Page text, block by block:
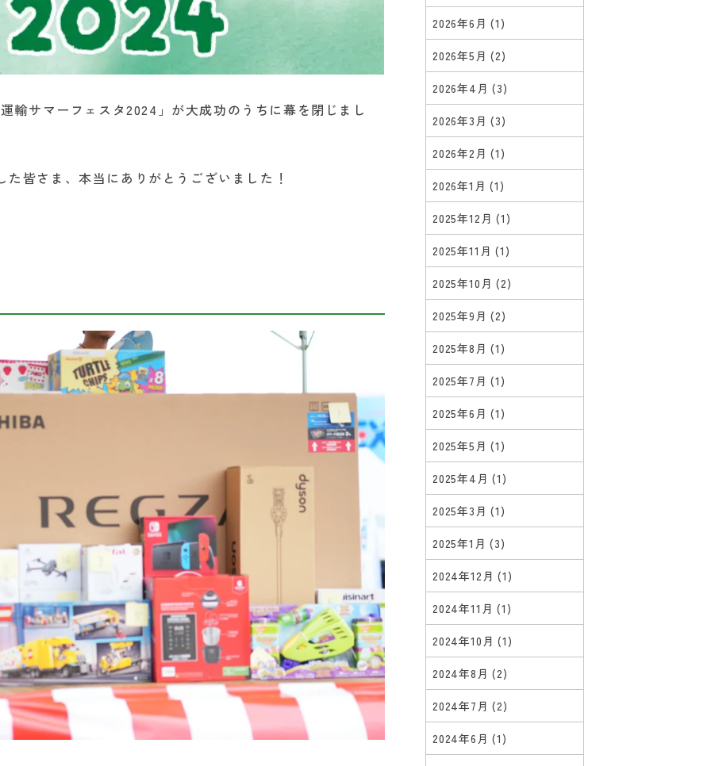
輸サマーフェスタ2024」が大成功のうちに幕を閉じまし
皆さま、本当にありがとうございました！
2026年6月(1)
2026年5月(2)
2026年4月(3)
2026年3月(3)
2026年2月(1)
2026年1月(1)
2025年12月(1)
2025年11月(1)
2025年10月(2)
2025年9月(2)
2025年8月(1)
2025年7月(1)
2025年6月(1)
2025年5月(1)
2025年4月(1)
2025年3月(1)
2025年1月(3)
2024年12月(1)
2024年11月(1)
2024年10月(1)
2024年8月(2)
2024年7月(2)
2024年6月(1)